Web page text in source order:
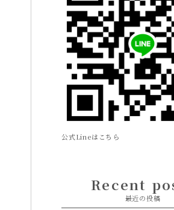
公式Lineはこちら
Recent
最近の投稿